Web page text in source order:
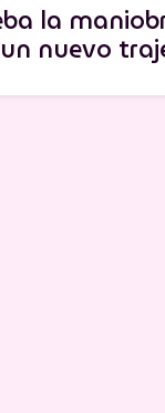
la
nuevo